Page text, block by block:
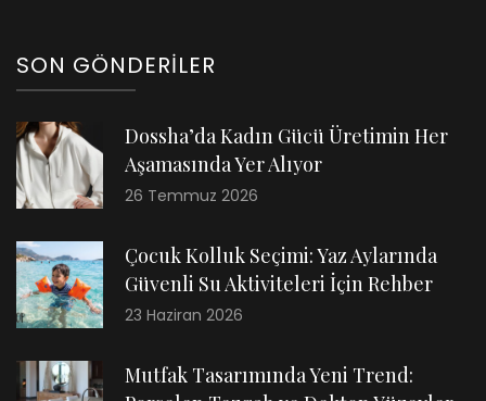
SON GÖNDERILER
Dossha’da Kadın Gücü Üretimin Her
Aşamasında Yer Alıyor
26 Temmuz 2026
Çocuk Kolluk Seçimi: Yaz Aylarında
Güvenli Su Aktiviteleri İçin Rehber
23 Haziran 2026
Mutfak Tasarımında Yeni Trend: